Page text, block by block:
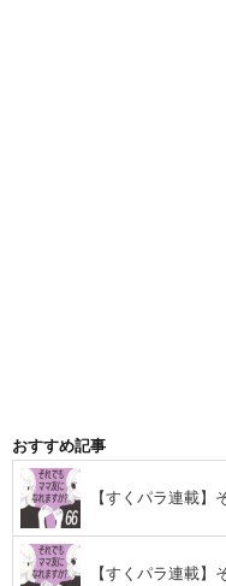
おすすめ記事
【すくパラ連載
【すくパラ連載